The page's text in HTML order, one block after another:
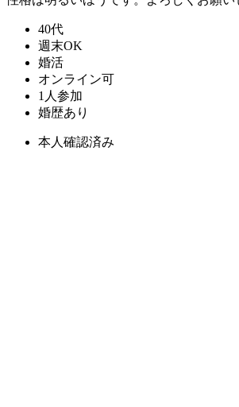
40代
週末OK
婚活
オンライン可
1人参加
婚歴あり
本人確認済み